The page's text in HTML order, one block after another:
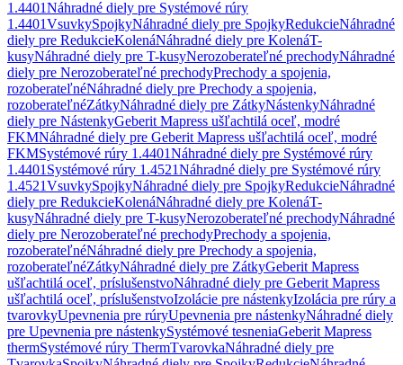
1.4401Náhradné diely pre Systémové rúry
1.4401VsuvkySpojkyNáhradné diely pre SpojkyRedukcieNáhradné
diely pre RedukcieKolenáNáhradné diely pre KolenáT-
kusyNáhradné diely pre T-kusyNerozoberateľné prechodyNáhradné
diely pre Nerozoberateľné prechodyPrechody a spojenia,
rozoberateľnéNáhradné diely pre Prechody a spojenia,
rozoberateľnéZátkyNáhradné diely pre ZátkyNástenkyNáhradné
diely pre NástenkyGeberit Mapress ušľachtilá oceľ, modré
FKMNáhradné diely pre Geberit Mapress ušľachtilá oceľ, modré
FKMSystémové rúry 1.4401Náhradné diely pre Systémové rúry
1.4401 Systémové rúry 1.4521Náhradné diely pre Systémové rúry
1.4521VsuvkySpojkyNáhradné diely pre SpojkyRedukcieNáhradné
diely pre RedukcieKolenáNáhradné diely pre KolenáT-
kusyNáhradné diely pre T-kusyNerozoberateľné prechodyNáhradné
diely pre Nerozoberateľné prechodyPrechody a spojenia,
rozoberateľnéNáhradné diely pre Prechody a spojenia,
rozoberateľnéZátkyNáhradné diely pre ZátkyGeberit Mapress
ušľachtilá oceľ, príslušenstvoNáhradné diely pre Geberit Mapress
ušľachtilá oceľ, príslušenstvoIzolácie pre nástenkyIzolácia pre rúry a
tvarovkyUpevnenia pre rúryUpevnenia pre nástenkyNáhradné diely
pre Upevnenia pre nástenkySystémové tesneniaGeberit Mapress
thermSystémové rúry ThermTvarovkaNáhradné diely pre